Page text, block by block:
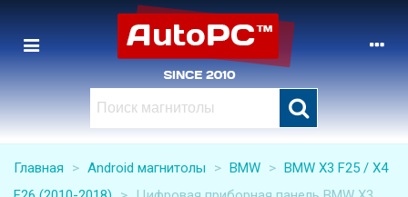
Главная > Android магнитолы > BMW > BMW X3 F25 / X4